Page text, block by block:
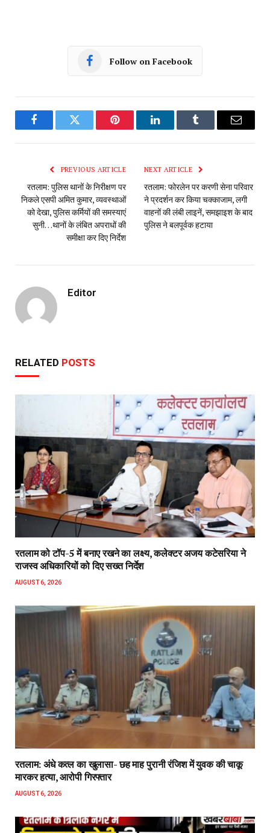
Follow on Facebook
FacebookTwitter Pinterest LinkedInTumblr Email
PREVIOUS ARTICLE
रतलाम: पुलिस थानों के निरीक्षण पर
निकले एसपी अमित कुमार, व्यवस्थाओं
को देखा, पुलिस कर्मियों की समस्याएं
सुनी…थानों के लंबित अपराधों की
समीक्षा कर दिए निर्देश
NEXT ARTICLE
रतलाम: फोरलेन पर करणी सेना परिवार
ने‌ प्रदर्शन कर किया चक्काजाम, लगी
वाहनों की लंबी लाइनें, समझाइश के बाद
पुलिस ने बलपूर्वक हटाया
Editor
RELATED POSTS
रतलाम को टॉप-5 में बनाए रखने का लक्ष्य, कलेक्टर अजय कटेसरिया ने
राजस्व अधिकारियों को दिए सख्त निर्देश
AUGUST 6, 2026
रतलाम: अंधे कत्ल का खुलासा- छह माह पुरानी रंजिश में युवक की चाकू
मारकर हत्या, आरोपी गिरफ्तार
AUGUST 6, 2026